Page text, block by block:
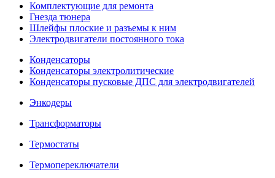
Комплектующие для ремонта
Гнезда тюнера
Шлейфы плоские и разъемы к ним
Электродвигатели постоянного тока
Конденсаторы
Конденсаторы электролитические
Конденсаторы пусковые ДПС для электродвигателей
Энкодеры
Трансформаторы
Термостаты
Термопереключатели